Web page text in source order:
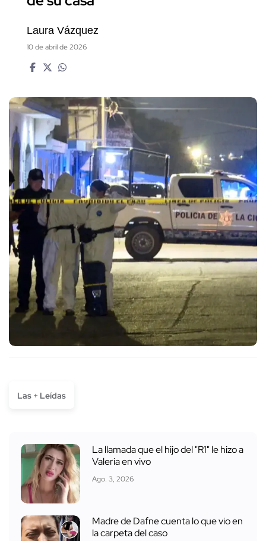
Laura Vázquez
10 de abril de 2026
Las + Leídas
La llamada que el hijo del "R1" le hizo a
Valeria en vivo
Ago. 3, 2026
Madre de Dafne cuenta lo que vio en
la carpeta del caso